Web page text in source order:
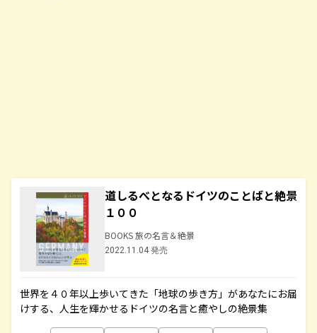
道しるべとなるドイツのことばと絶景
１００
BOOKS 旅の名言＆絶景
2022.11.04 発売
世界を４０年以上歩いてきた「地球の歩き方」があなたにお届
けする、人生を輝かせるドイツの名言と癒やしの絶景集